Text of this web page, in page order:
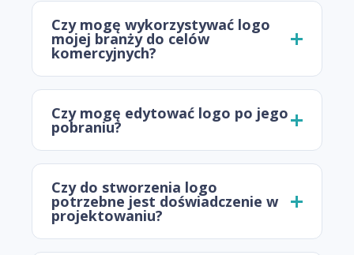
Czy mogę wykorzystywać logo
mojej branży do celów
komercyjnych?
Czy mogę edytować logo po jego
pobraniu?
Czy do stworzenia logo
potrzebne jest doświadczenie w
projektowaniu?